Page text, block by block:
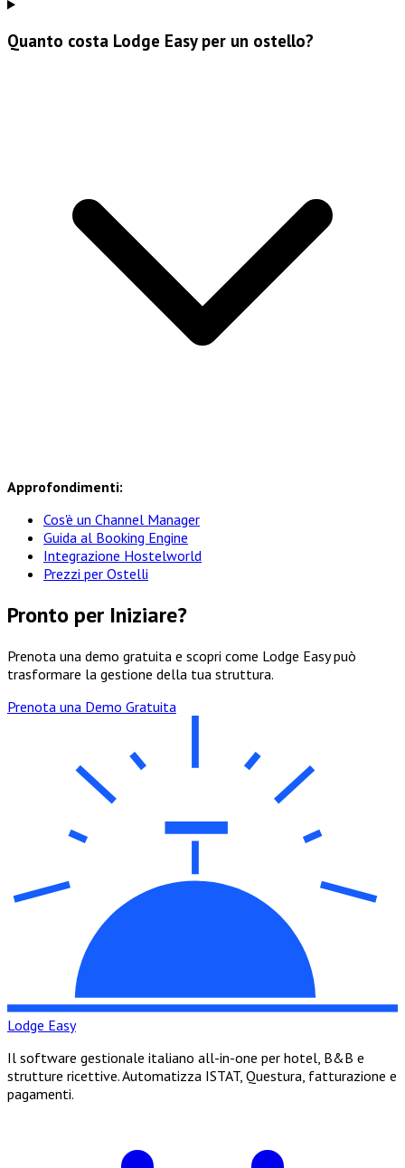
Quanto costa Lodge Easy per un ostello?
Approfondimenti:
Cos'è un Channel Manager
Guida al Booking Engine
Integrazione Hostelworld
Prezzi per Ostelli
Pronto per Iniziare?
Prenota una demo gratuita e scopri come Lodge Easy può
trasformare la gestione della tua struttura.
Prenota una Demo Gratuita
Lodge Easy
Il software gestionale italiano all-in-one per hotel, B&B e
strutture ricettive. Automatizza ISTAT, Questura, fatturazione e
pagamenti.